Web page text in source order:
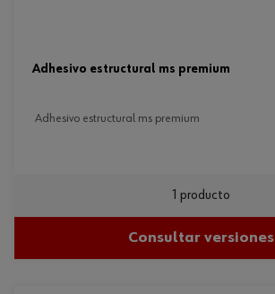
adhesivo estructural ms premium
adhesivo estructural ms premium
1 producto
Consultar versiones